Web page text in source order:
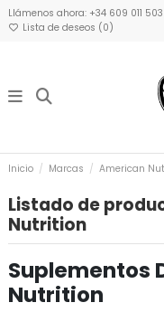
Llámenos ahora: +34 609 011 503
Lista de deseos (0)
Inicio Marcas American
Listado de
Nutrition
Suplementos
Nutrition